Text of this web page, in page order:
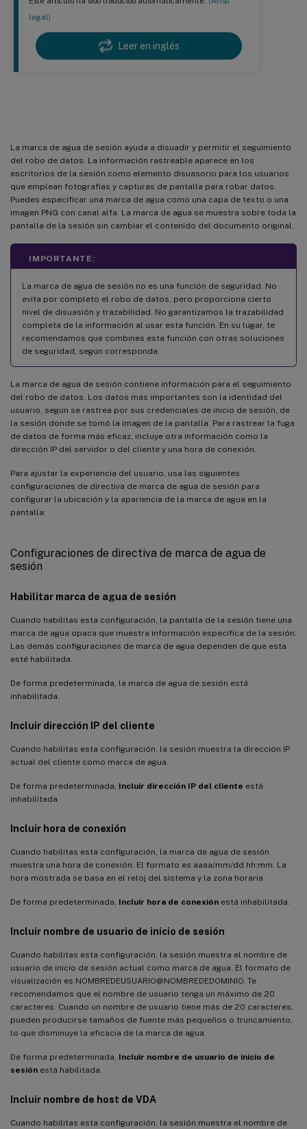
legal)
Leer en inglés
La marca de agua de sesión ayuda a disuadir y permitir el seguimiento
del robo de datos. La información rastreable aparece en los
escritorios de la sesión como elemento disuasorio para los usuarios
que emplean fotografías y capturas de pantalla para robar datos.
Puedes especificar una marca de agua como una capa de texto o una
imagen PNG con canal alfa. La marca de agua se muestra sobre toda la
pantalla de la sesión sin cambiar el contenido del documento original.
IMPORTANTE:
La marca de agua de sesión no es una función de seguridad. No
evita por completo el robo de datos, pero proporciona cierto
nivel de disuasión y trazabilidad. No garantizamos la trazabilidad
completa de la información al usar esta función. En su lugar, te
recomendamos que combines esta función con otras soluciones
de seguridad, según corresponda.
La marca de agua de sesión contiene información para el seguimiento
del robo de datos. Los datos más importantes son la identidad del
usuario, según se rastrea por sus credenciales de inicio de sesión, de
la sesión donde se tomó la imagen de la pantalla. Para rastrear la fuga
de datos de forma más eficaz, incluye otra información como la
dirección IP del servidor o del cliente y una hora de conexión.
Para ajustar la experiencia del usuario, usa las siguientes
configuraciones de directiva de marca de agua de sesión para
configurar la ubicación y la apariencia de la marca de agua en la
pantalla:
Configuraciones de directiva de marca de agua de
sesión
Habilitar marca de agua de sesión
Cuando habilitas esta configuración, la pantalla de la sesión tiene una
marca de agua opaca que muestra información específica de la sesión.
Las demás configuraciones de marca de agua dependen de que esta
esté habilitada.
De forma predeterminada, la marca de agua de sesión está
inhabilitada.
Incluir dirección IP del cliente
Cuando habilitas esta configuración, la sesión muestra la dirección IP
actual del cliente como marca de agua.
De forma predeterminada, Incluir dirección IP del cliente está
inhabilitada.
Incluir hora de conexión
Cuando habilitas esta configuración, la marca de agua de sesión
muestra una hora de conexión. El formato es aaaa/mm/dd hh:mm. La
hora mostrada se basa en el reloj del sistema y la zona horaria.
De forma predeterminada, Incluir hora de conexión está inhabilitada.
Incluir nombre de usuario de inicio de sesión
Cuando habilitas esta configuración, la sesión muestra el nombre de
usuario de inicio de sesión actual como marca de agua. El formato de
visualización es NOMBREDEUSUARIO@NOMBREDEDOMINIO. Te
recomendamos que el nombre de usuario tenga un máximo de 20
caracteres. Cuando un nombre de usuario tiene más de 20 caracteres,
pueden producirse tamaños de fuente más pequeños o truncamiento,
lo que disminuye la eficacia de la marca de agua.
De forma predeterminada, Incluir nombre de usuario de inicio de
sesión está habilitada.
Incluir nombre de host de VDA
Cuando habilitas esta configuración, la sesión muestra el nombre de